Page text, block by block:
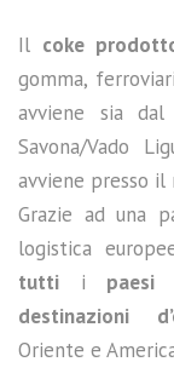
Il coke
gomma,
avviene sia
Savona/Vado
avviene presso il
Grazie ad una
logistica
tutti i paesi
destinazioni
Oriente e